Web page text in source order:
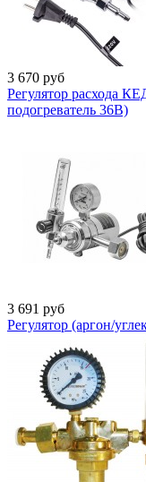
3 670 руб
Регулятор расхода
подогреватель 36В)
3 691 руб
Регулятор (аргон/